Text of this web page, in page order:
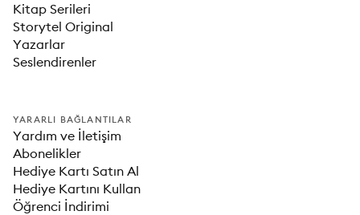
Kitap Serileri
Storytel Original
Yazarlar
Seslendirenler
YARARLI BAĞLANTILAR
Yardım ve İletişim
Abonelikler
Hediye Kartı Satın Al
Hediye Kartını Kullan
Öğrenci İndirimi